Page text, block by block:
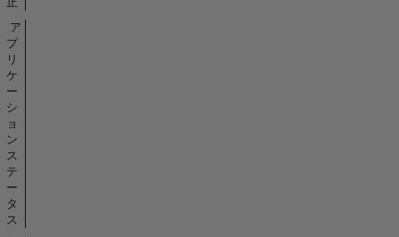
ア
プ
リ
ケ
ー
シ
ョ
ン
ス
テ
ー
タ
ス